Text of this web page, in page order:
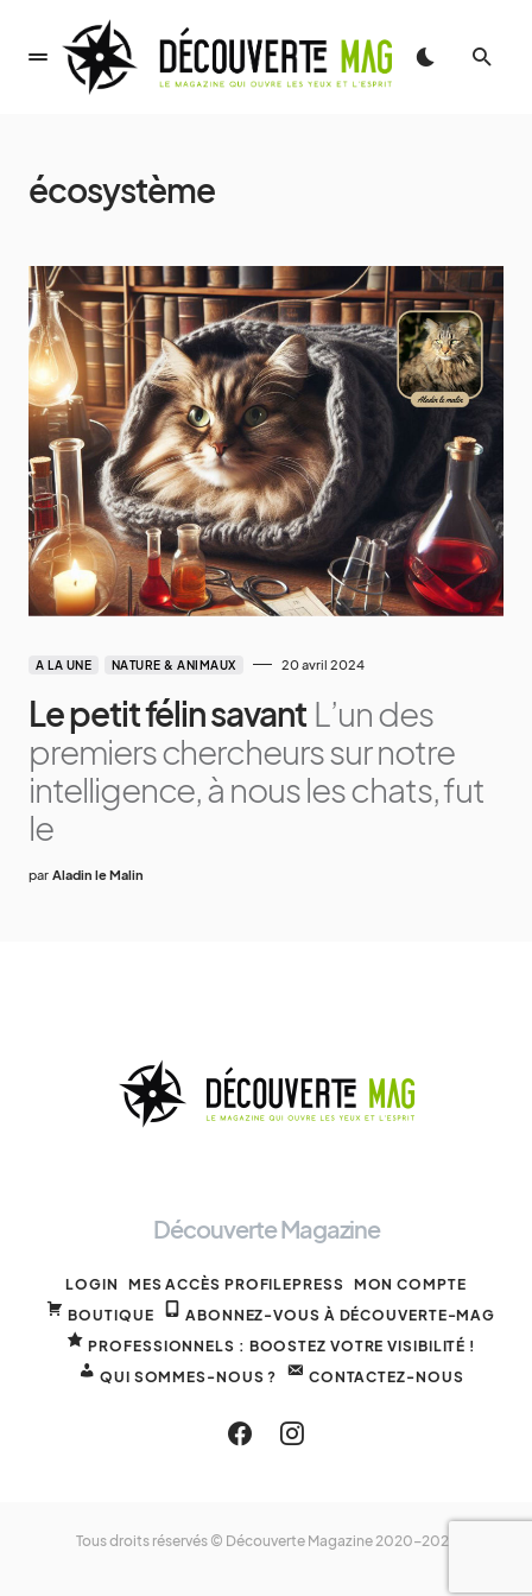
écosystème
A LA UNE NATURE & ANIMAUX 20 avril 2024
Le petit félin savant L’un des
premiers chercheurs sur notre
intelligence, à nous les chats, fut
le
par Aladin le Malin
Découverte Magazine
LOGIN MES ACCÈS PROFILEPRESS MON COMPTE
BOUTIQUE
ABONNEZ-VOUS À DÉCOUVERTE-MAG
PROFESSIONNELS : BOOSTEZ VOTRE VISIBILITÉ !
QUI SOMMES-NOUS ?
CONTACTEZ-NOUS
Tous droits réservés © Découverte Magazine 2020-2025